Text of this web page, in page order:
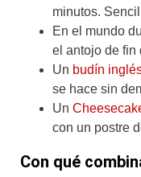
minutos.
En el mundo
el antojo de fin
Un budín
se hace sin
Un
con un postre
Con qué